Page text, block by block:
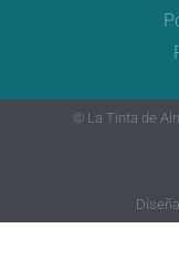
© La Tinta de